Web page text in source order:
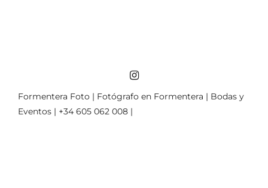
Formentera Foto | Fotógrafo en Formentera | Bodas y
Eventos | +34 605 062 008 |